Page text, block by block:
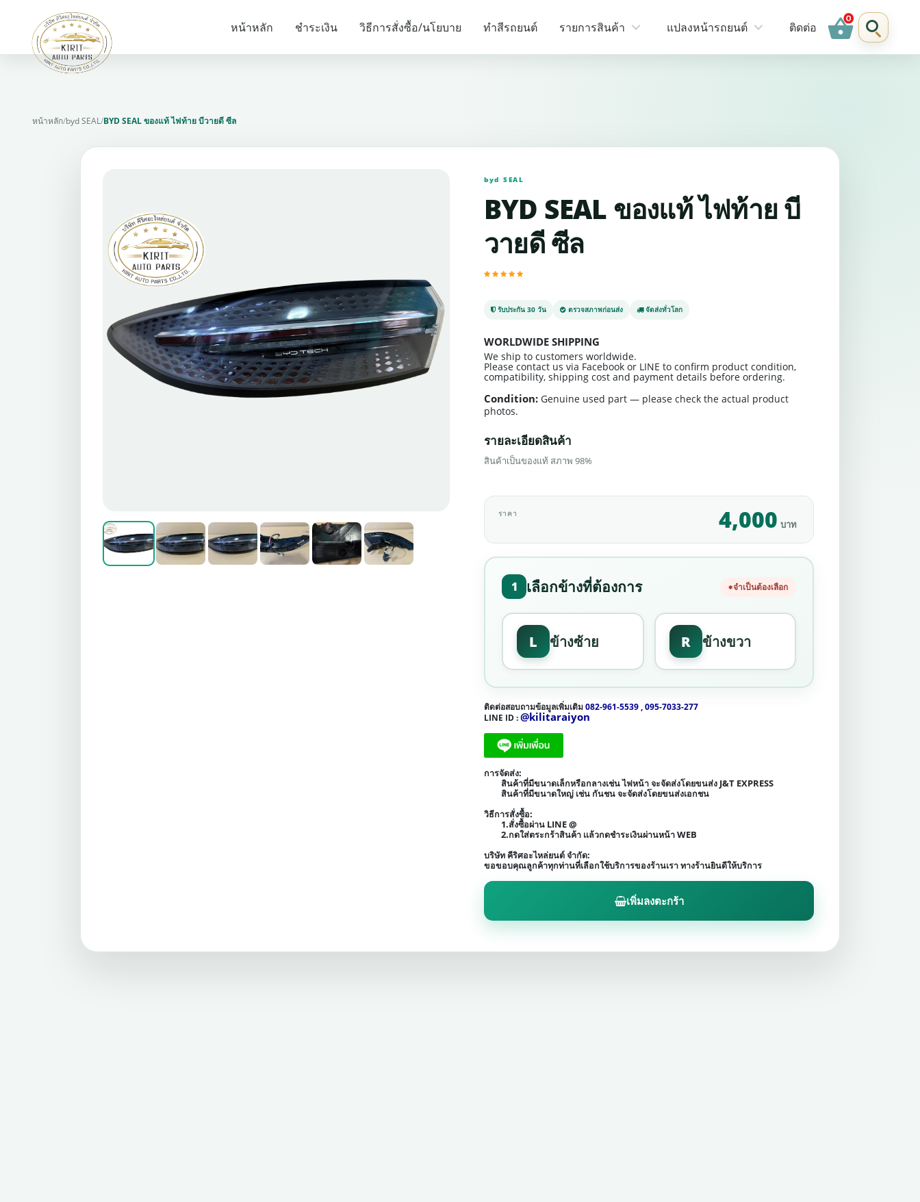
หน้าหลัก ชำระเงิน วิธีการสั่งซื้อ/นโยบาย ทำสีรถยนต์ รายการสินค้า แปลงหน้ารถยนต์ ติดต่อ shopping_basket
รายการแนะนำ
หน้าหลัก/byd SEAL/BYD SEAL ของแท้ ไฟท้าย บีวายดี ซีล
byd SEAL
BYD SEAL ของแท้ ไฟท้าย บี
วายดี ซีล
รับประกัน 30 วัน ตรวจสภาพก่อนส่ง จัดส่งทั่วโลก
WORLDWIDE SHIPPING
We ship to customers worldwide.
Please contact us via Facebook or LINE to confirm product condition,
compatibility, shipping cost and payment details before ordering.
Condition: Genuine used part — please check the actual product
photos.
รายละเอียดสินค้า
สินค้าเป็นของแท้ สภาพ 98%
ราคา 4,000 บาท
1 เลือกข้างที่ต้องการ จำเป็นต้องเลือก
L ข้างซ้าย R ข้างขวา
ติดต่อสอบถามข้อมูลเพิ่มเติม082-961-5539 , 095-7033-277
LINE ID :@kilitaraiyon
การจัดส่ง:
สินค้าที่มีขนาดเล็กหรือกลางเช่น ไฟหน้า จะจัดส่งโดยขนส่ง J&T EXPRESS
สินค้าที่มีขนาดใหญ่ เช่น กันชน จะจัดส่งโดยขนส่งเอกชน
วิธีการสั่งซื้อ:
1.สั่งซื้อผ่าน LINE @
2.กดใส่ตระกร้าสินค้า เเล้วกดชำระเงินผ่านหน้า WEB
บริษัท คีริศอะไหล่ยนต์ จำกัด:
ขอขอบคุณลูกค้าทุกท่านที่เลือกใช้บริการของร้านเรา ทางร้านยินดีให้บริการ
เพิ่มลงตะกร้า